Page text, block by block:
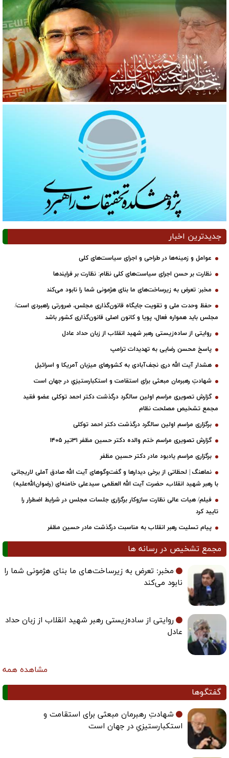
جدیدترین اخبار
عوامل و زمینه‌ها در طراحی و اجرای سیاست‌های کلی
نظارت بر حسن اجرای سیاست‌های کلی نظام: نظارت بر فرایندها
مخبر: تعرض به زیرساخت‌های ما بنای هژمونی شما را نابود می‌کند
حفظ وحدت ملی و تقویت جایگاه قانون‌گذاری مجلس، ضرورتی راهبردی است/
مجلس باید همواره فعال، پویا و کانون اصلی قانون‌گذاری کشور باشد
روایتی از ساده‌زیستی رهبر شهید انقلاب از زبان حداد عادل
پاسخ محسن رضایی به تهدیدات ترامپ
هشدار آیت الله دری نجف‌آبادی به کشورهای میزبان آمریکا و اسرائیل
شهادتِ رهبرمان مبعثی برای استقامت و استکبارستیزیِ در جهان است
گزارش تصویری مراسم اولین سالگرد درگذشت دکتر احمد توکلی عضو فقید
مجمع تشخیص مصلحت نظام
برگزاری مراسم اولین سالگرد درگذشت دکتر احمد توکلی
گزارش تصویری مراسم ختم والده دکتر حسین مظفر ۳۱تیر ۱۴۰۵
برگزاری مراسم یادبود مادر دکتر حسین مظفر
نماهنگ | لحظاتی از برخی دیدارها و گفت‌وگوهای آیت ‌الله صادق آملی لاریجانی
با رهبر شهید انقلاب، حضرت آیت‌ الله العظمی سیدعلی خامنه‌ای (رضوان‌الله‌علیه)
فیلم/ هیات عالی نظارت سازوکار برگزاری جلسات مجلس در شرایط اضطرار را
تایید کرد
پیام تسلیت رهبر انقلاب به مناسبت درگذشت مادر حسین مظفر
مجمع تشخیص در رسانه ها
مخبر: تعرض به زیرساخت‌های ما بنای هژمونی شما را
نابود می‌کند
روایتی از ساده‌زیستی رهبر شهید انقلاب از زبان حداد
عادل
مشاهده همه
گفتگوها
شهادتِ رهبرمان مبعثی برای استقامت و
استکبارستیزیِ در جهان است